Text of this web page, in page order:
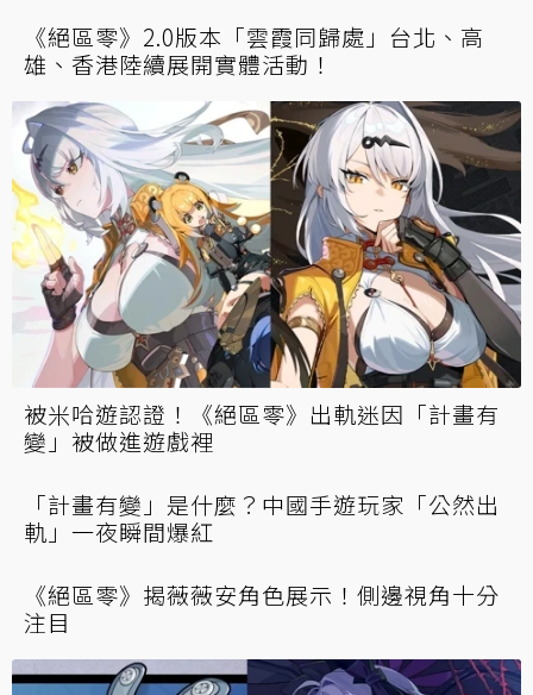
《絕區零》2.0版本「雲霞同歸處」台北、高
雄、香港陸續展開實體活動！
被米哈遊認證！《絕區零》出軌迷因「計畫有
變」被做進遊戲裡